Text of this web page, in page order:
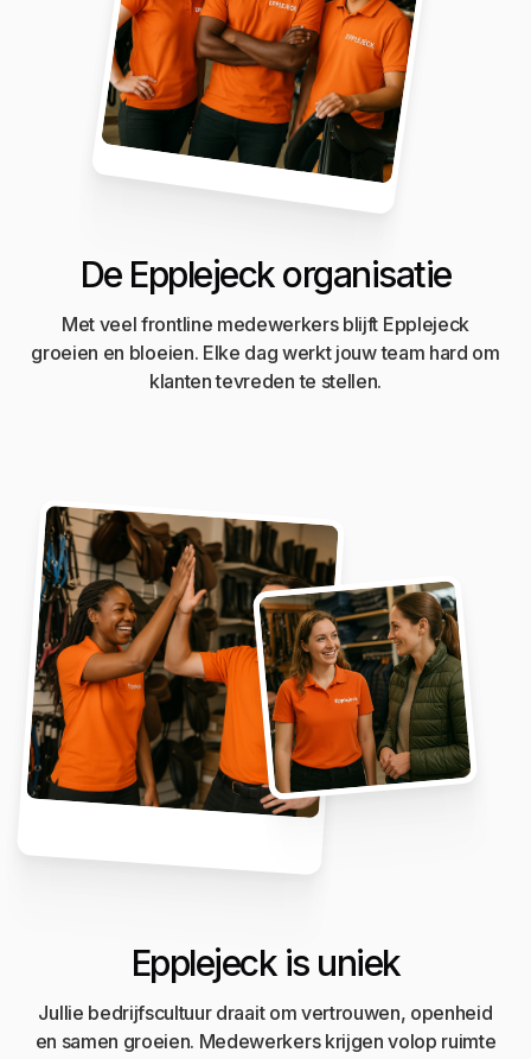
De Epplejeck organisatie
Met veel frontline medewerkers blijft Epplejeck
groeien en bloeien. Elke dag werkt jouw team hard om
klanten tevreden te stellen.
Epplejeck is uniek
Jullie bedrijfscultuur draait om vertrouwen, openheid
en samen groeien. Medewerkers krijgen volop ruimte